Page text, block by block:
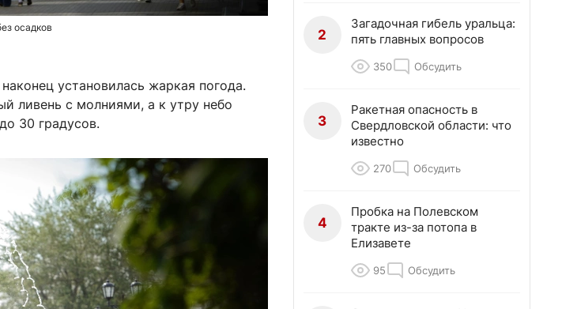
осадков
установилась жаркая погода.
ливень с молниями, а к утру небо
30 градусов.
2
Загадочная гибель уральца:
пять главных вопросов
350 Обсудить
3
Ракетная опасность в
Свердловской области: что
известно
270 Обсудить
4
Пробка на Полевском
тракте из-за потопа в
Елизавете
95 Обсудить